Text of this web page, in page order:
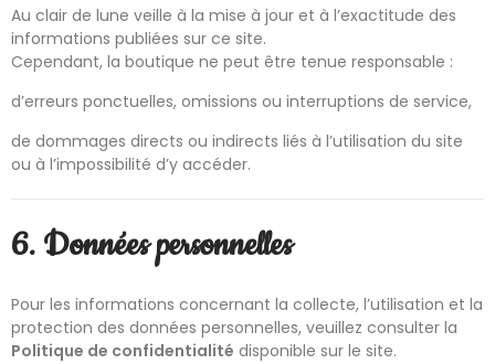
Au clair de lune veille à la mise à jour et à l’exactitude des
informations publiées sur ce site.
Cependant, la boutique ne peut être tenue responsable :
d’erreurs ponctuelles, omissions ou interruptions de service,
de dommages directs ou indirects liés à l’utilisation du site
ou à l’impossibilité d’y accéder.
6. Données personnelles
Pour les informations concernant la collecte, l’utilisation et la
protection des données personnelles, veuillez consulter la
Politique de confidentialité disponible sur le site.